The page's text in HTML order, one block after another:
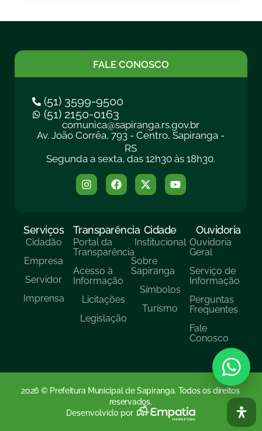
FALE CONOSCO
(51) 3599-9500
(51) 2150-0163
comunica@sapiranga.rs.gov.br
Av. João Corrêa, 793 - Centro, Sapiranga -
RS
Segunda a sexta, das 12h30 às 18h30.
Serviços
Cidadão
Empresa
Servidor
Imprensa
Transparência
Portal da
Transparência
Acesso à
Informação
Licitações
Legislação
Cidade
Institucional
Sobre
Sapiranga
Símbolos
Turísmo
Ouvidoria
Ouvidoria
Geral
Serviço de
Informação
Perguntas
Frequentes
Fale
Conosco
2026 © Prefeitura Municipal de Sapiranga. Todos os direitos
reservados.
Desenvolvido por